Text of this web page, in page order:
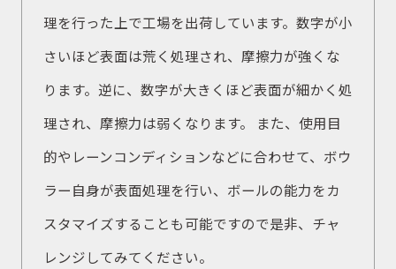
理を行った上で工場を出荷しています。数字が小
さいほど表面は荒く処理され、摩擦力が強くな
ります。逆に、数字が大きくほど表面が細かく処
理され、摩擦力は弱くなります。 また、使用目
的やレーンコンディションなどに合わせて、ボウ
ラー自身が表面処理を行い、ボールの能力をカ
スタマイズすることも可能ですので是非、チャ
レンジしてみてください。